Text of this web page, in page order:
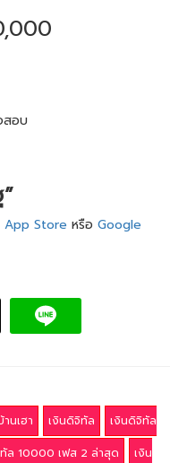
สอบ
App Store หรือ Google
นเฮา เงินดิจิทัล
เงินดิจิทัล
ล 10000 เฟส 2 ล่าสุด
เงิน